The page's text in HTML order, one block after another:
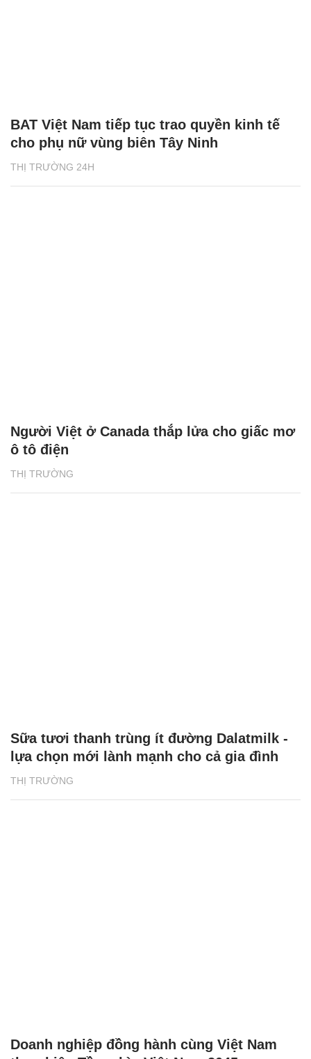
THỊ TRƯỜNG 24H
BAT Việt Nam tiếp tục trao quyền kinh tế
cho phụ nữ vùng biên Tây Ninh
THỊ TRƯỜNG
Người Việt ở Canada thắp lửa cho giấc mơ
ô tô điện
THỊ TRƯỜNG
Sữa tươi thanh trùng ít đường Dalatmilk -
lựa chọn mới lành mạnh cho cả gia đình
Doanh nghiệp đồng hành cùng Việt Nam